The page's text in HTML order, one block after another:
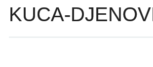
KUCA-